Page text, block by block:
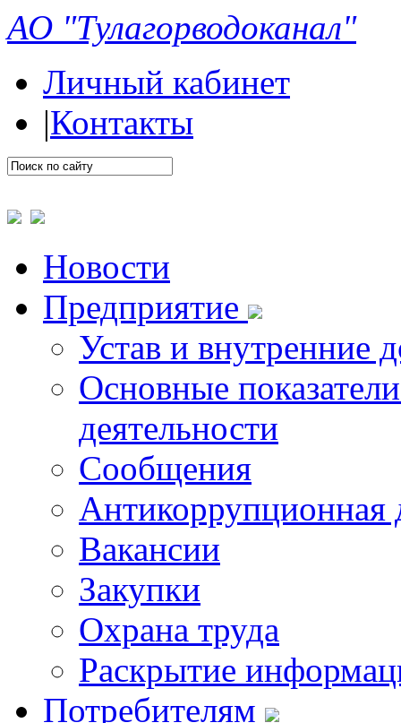
АО "Тулагорводоканал"
Личный кабинет
|Контакты
Новости
Предприятие
Устав и внутренние
Основные
деятельности
Сообщения
Антикоррупционная
Вакансии
Закупки
Охрана труда
Раскрытие
Потребителям